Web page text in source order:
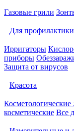
Газовые грили
Для
Ирригаторы
приборы
Защита от вирусов
Красота
косметические Все